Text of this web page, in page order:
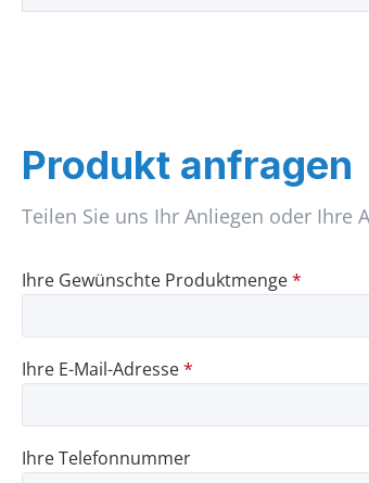
Produkt anfragen
Teilen Sie uns Ihr Anliegen oder Ihre
Ihre Gewünschte Produktmenge*
Ihre E-Mail-Adresse*
Ihre Telefonnummer